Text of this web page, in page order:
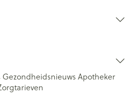
Gezondheidsnieuws Apotheker